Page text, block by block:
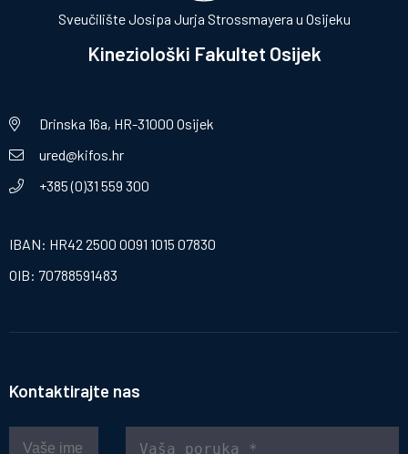
Sveučilište Josipa Jurja Strossmayera u Osijeku
Kineziološki Fakultet Osijek
Drinska 16a, HR-31000 Osijek
ured@kifos.hr
+385 (0)31 559 300
IBAN: HR42 2500 0091 1015 07830
OIB: 70788591483
Kontaktirajte nas